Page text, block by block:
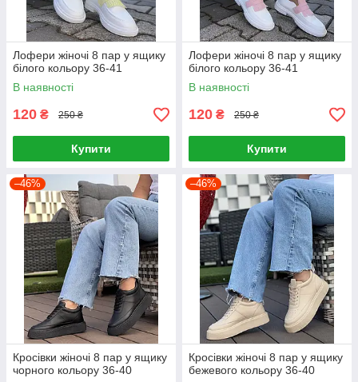
Лофери жіночі 8 пар у ящику
білого кольору 36-41
В наявності
120 ₴ 250 ₴
Купити
Лофери жіночі 8 пар у ящику
білого кольору 36-41
В наявності
120 ₴ 250 ₴
Купити
–46%
Кросівки жіночі 8 пар у ящику
чорного кольору 36-40
–46%
Кросівки жіночі 8 пар у ящику
бежевого кольору 36-40